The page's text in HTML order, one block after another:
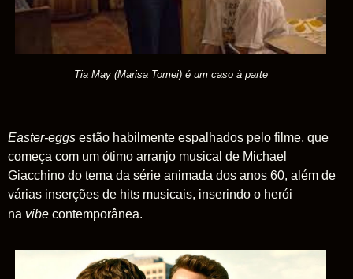
Tia May (Marisa Tomei) é um caso à parte
Easter-eggs estão habilmente espalhados pelo filme, que
começa com um ótimo arranjo musical de Michael
Giacchino do tema da série animada dos anos 60, além de
várias inserções de hits musicais, inserindo o herói
na vibe contemporânea.